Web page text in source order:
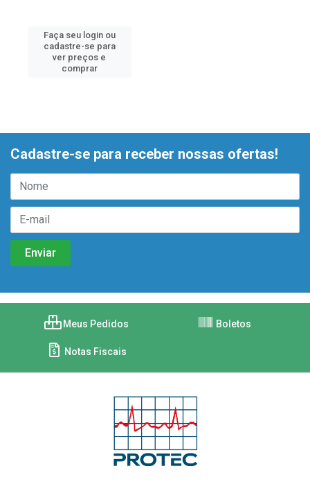
Faça seu login ou
cadastre-se para
ver preços e
comprar
Cadastre-se para receber nossas ofertas!
Meus Pedidos Boletos
Notas Fiscais